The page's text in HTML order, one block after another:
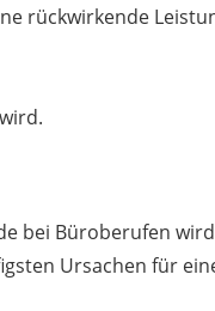
rückwirkende
bei Büroberufen
Ursachen für